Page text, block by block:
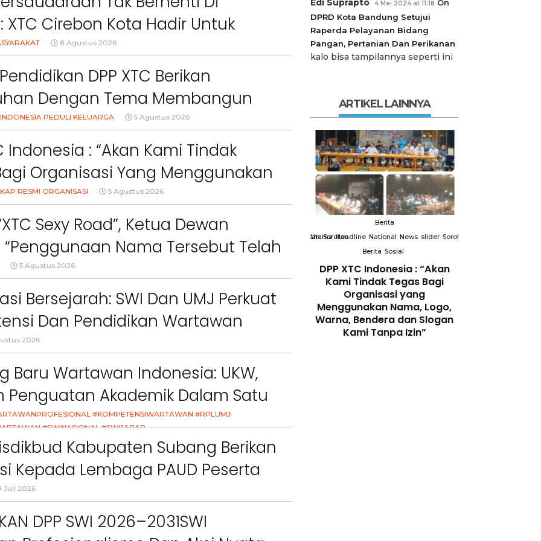
XTC Cirebon Kota Hadir Untuk
8 Agustus 2026
DPP XTC Berikan
Dengan Tema Membangun
Tua Dalam Menjaga
Anak Di Era Digital
PEDULI KELUARGA 5 Agustus 2026
Indonesia : “Akan Kami Tindak
Organisasi Yang Menggunakan
Warna, Bendera Dan Slogan
Izin”
RESMI ORGANISASI 5 Agustus 2026
Sexy Road”, Ketua Dewan
“Penggunaan Nama Tersebut Telah
Ketentuan Perundang-
5 Agustus 2026
Bersejarah: SWI Dan UMJ Perkuat
Dan Pendidikan Wartawan
2026
Baru Wartawan Indonesia: UKW,
Penguatan Akademik Dalam Satu
#KOMPETENSIWARTAWAN #RPLUMJ
#SWINASIONAL #SWIJABAR
Kabupaten Subang Berikan
Kepada Lembaga PAUD Peserta
MPLS Dan G7KAIH
Juli 2026
DPP SWI 2026–2031SWI
Edi Suprapto
4 Mei 2024 at 11:18 On
DPRD Kota Bandung Setujui
Raperda Pelayanan Bidang
Pangan, Pertanian Dan Perikanan
kalo bisa tampilannya seperti ini
ARTIKEL LAINNYA
Berita
Berita
Empat Tahun Janji Membeku,
Sawah Rusak: Ahli Waris
Tagih Tanggung Jawab
Pemkab Bandung Barat
Berita
Sorotan Sorotan
Berita
Sosial
Berikan Penyuluhan dengan
Tema Membangun Peran
Orang Tua dalam Menjaga
Kesehatan Anak di Era Digital
Berita
Utama Headline National News slider Sorotan
Berita Sosial
DPP XTC Indonesia : “Akan
Kami Tindak Tegas Bagi
Organisasi yang
Menggunakan Nama, Logo,
Warna, Bendera dan Slogan
Kami Tanpa Izin”